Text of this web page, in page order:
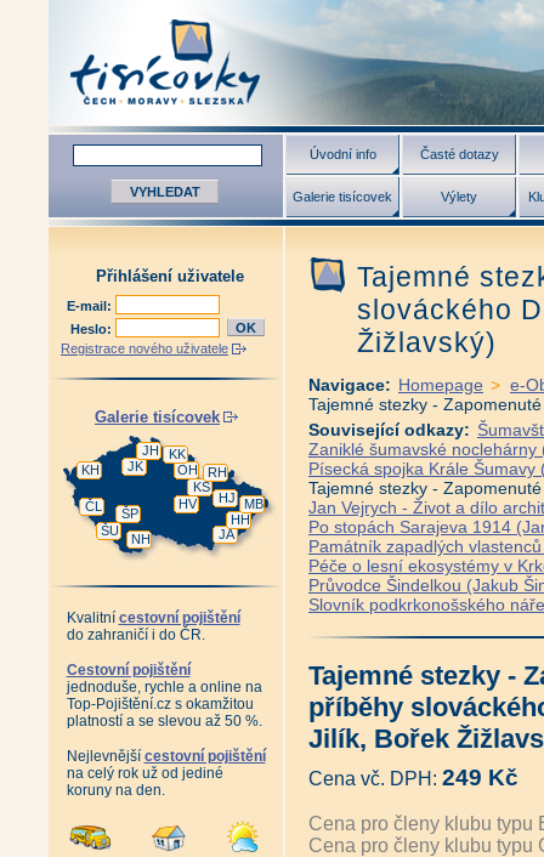
Úvodní info Časté dotazy
Galerie tisícovek Výlety
Přihlášení uživatele
E-mail:
Heslo:
Registrace nového uživatele
Galerie tisícovek
JA
HH
MB
HJ
HV
NH
KS
RH
ŠP
ŠU
OH
JK
KK
ČL
JH
KH
Kvalitní cestovní pojištění
do zahraničí i do ČR.
Cestovní pojištění
jednoduše, rychle a online na
Top-Pojištění.cz s okamžitou
platností a se slevou až 50 %.
Nejlevnější cestovní pojištění
na celý rok už od jediné
koruny na den.
Tajemné
slováckého
Žižlavský)
Navigace: Homepage > e-
Tajemné stezky -
Související odkazy:
Zaniklé šumavské noclehárny
Písecká spojka Krále Šumavy
Tajemné stezky -
Jan Vejrych - Život a dílo
Po stopách Sarajeva 1914
Památník zapadlých
Péče o lesní ekosystémy v
Průvodce Šindelkou (Jakub
Slovník podkrkonošského
Tajemné stezky -
příběhy
Jilík, Bořek
Cena vč. DPH: 249 Kč
Cena pro členy klubu typu
Cena pro členy klubu typu